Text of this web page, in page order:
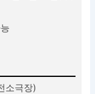
소극장)